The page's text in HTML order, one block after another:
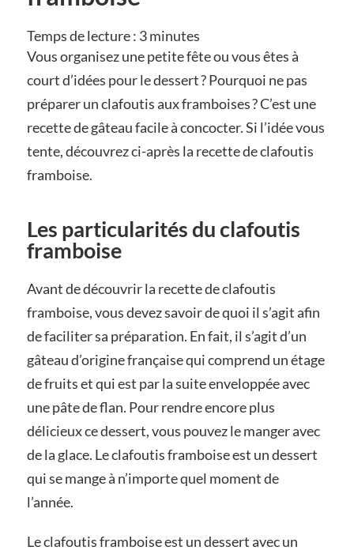
Temps de lecture : 3 minutes
Vous organisez une petite fête ou vous êtes à
court d’idées pour le dessert ? Pourquoi ne pas
préparer un clafoutis aux framboises ? C’est une
recette de gâteau facile à concocter. Si l’idée vous
tente, découvrez ci-après la recette de clafoutis
framboise.
Les particularités du clafoutis
framboise
Avant de découvrir la recette de clafoutis
framboise, vous devez savoir de quoi il s’agit afin
de faciliter sa préparation. En fait, il s’agit d’un
gâteau d’origine française qui comprend un étage
de fruits et qui est par la suite enveloppée avec
une pâte de flan. Pour rendre encore plus
délicieux ce dessert, vous pouvez le manger avec
de la glace. Le clafoutis framboise est un dessert
qui se mange à n’importe quel moment de
l’année.
Le clafoutis framboise est un dessert avec un